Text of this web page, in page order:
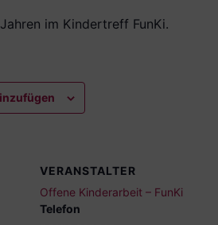
im Kindertreff FunKi.
VERANSTALTER
Offene Kinderarbeit – FunKi
Telefon